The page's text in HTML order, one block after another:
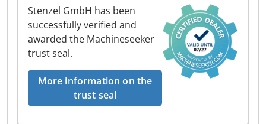
Stenzel GmbH has been
successfully verified and
awarded the Machineseeker
trust seal.
More information on the
trust seal